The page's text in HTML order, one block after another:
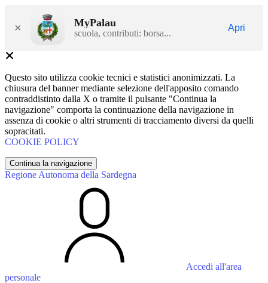
× MyPalau
scuola, contributi: borsa...
Apri
Questo sito utilizza cookie tecnici e statistici anonimizzati. La
chiusura del banner mediante selezione dell'apposito comando
contraddistinto dalla X o tramite il pulsante "Continua la
navigazione" comporta la continuazione della navigazione in
assenza di cookie o altri strumenti di tracciamento diversi da quelli
sopracitati.
COOKIE POLICY
Continua la navigazione
Regione Autonoma della Sardegna
Accedi all'area
personale